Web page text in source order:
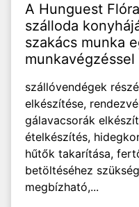
A Hunguest Flóra
szálloda
szakács munka
munkavégzéssel
szállóvendégek
elkészítése,
gálavacsorák
ételkészítés,
hűtők takarítása,
betöltéséhez
megbízható,...